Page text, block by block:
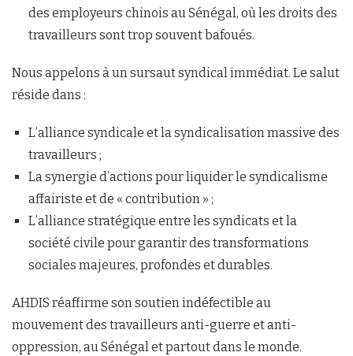
des employeurs chinois au Sénégal, où les droits des
travailleurs sont trop souvent bafoués.
Nous appelons à un sursaut syndical immédiat. Le salut
réside dans :
L’alliance syndicale et la syndicalisation massive des
travailleurs ;
La synergie d’actions pour liquider le syndicalisme
affairiste et de « contribution » ;
L’alliance stratégique entre les syndicats et la
société civile pour garantir des transformations
sociales majeures, profondes et durables.
AHDIS réaffirme son soutien indéfectible au
mouvement des travailleurs anti-guerre et anti-
oppression, au Sénégal et partout dans le monde.